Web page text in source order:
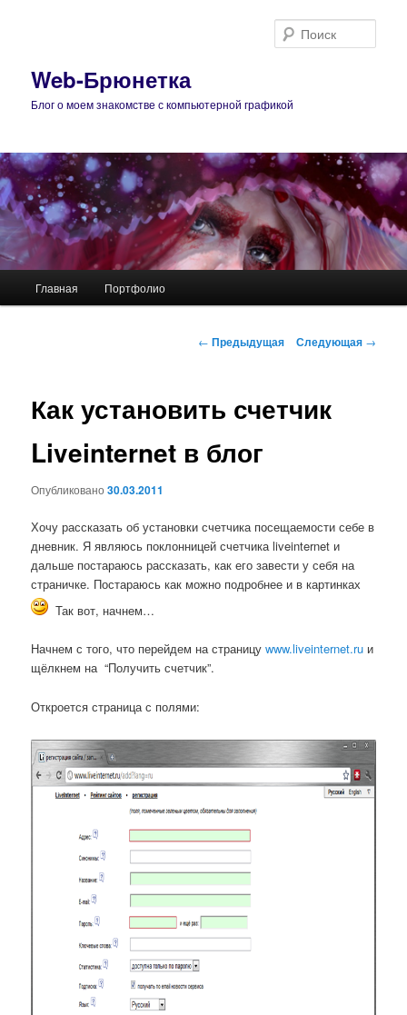
Web-Брюнетка
Блог о моем знакомстве с компьютерной графикой
Перейти
содержимому
Главная Портфолио
Навигация
← Предыдущая Следующая →
Как установить счетчик
Liveinternet в блог
Опубликовано30.03.2011
Хочу рассказать об установки счетчика посещаемости себе в
дневник. Я являюсь поклонницей счетчика liveinternet и
дальше постараюсь рассказать, как его завести у себя на
страничке. Постараюсь как можно подробнее и в картинках
Так вот, начнем…
Начнем с того, что перейдем на страницуwww.liveinternet.ru и
щёлкнем на “Получить счетчик”.
Откроется страница с полями: